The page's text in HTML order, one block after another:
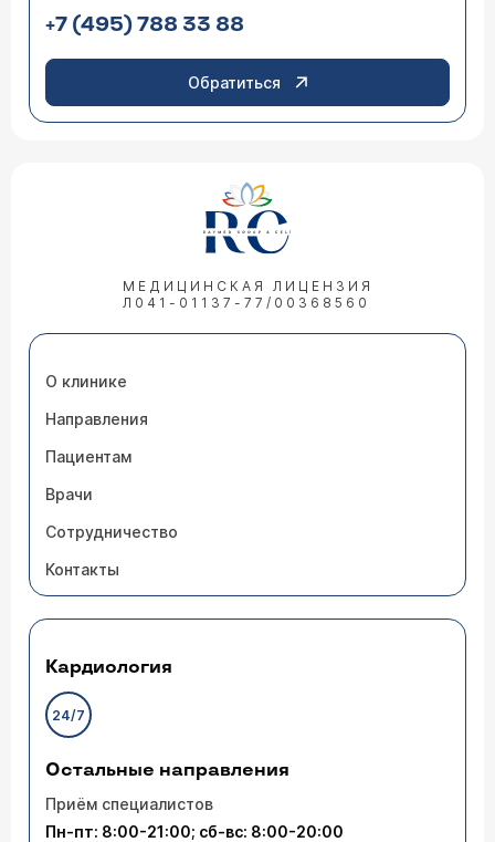
+7 (495) 788 33 88
Обратиться
МЕДИЦИНСКАЯ ЛИЦЕНЗИЯ
Л041-01137-77/00368560
О клинике
Направления
Пациентам
Врачи
Сотрудничество
Контакты
Кардиология
24/7
Остальные направления
Приём специалистов
Пн-пт: 8:00-21:00; сб-вс: 8:00-20:00